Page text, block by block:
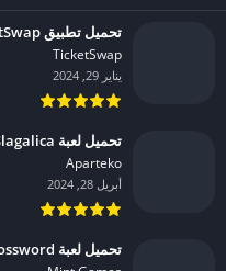
تحميل تطبيق TicketSwap مهكر للاندرويد 2024
TicketSwap‏
يناير 29, 2024
تحميل لعبة Slagalica مهكرة للاندرويد 2024
Aparteko‏
أبريل 28, 2024
تحميل لعبة Word Trip Crossword مهكرة للاندرويد 2024